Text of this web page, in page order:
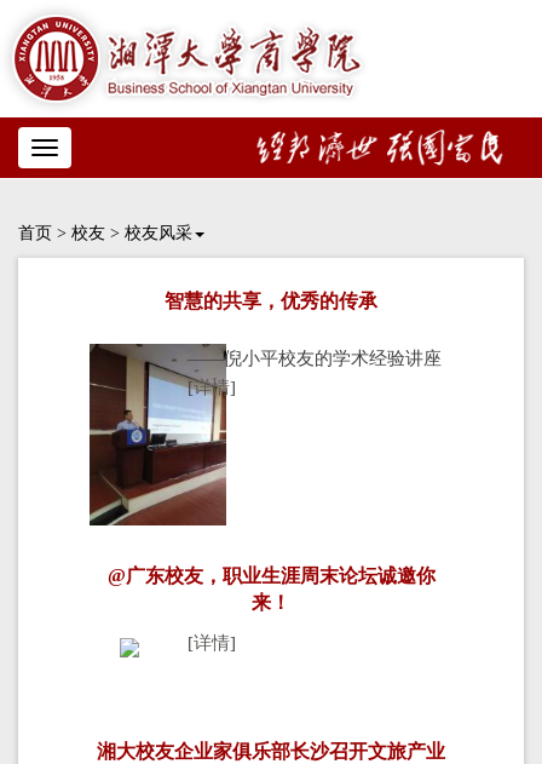
Toggle
navigation
首页 > 校友 > 校友风采
智慧的共享，优秀的传承
——倪小平校友的学术经验讲座
[详情]
@广东校友，职业生涯周末论坛诚邀你
来！
[详情]
湘大校友企业家俱乐部长沙召开文旅产业